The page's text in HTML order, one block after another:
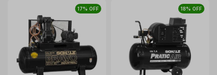
17% OFF 18% OFF